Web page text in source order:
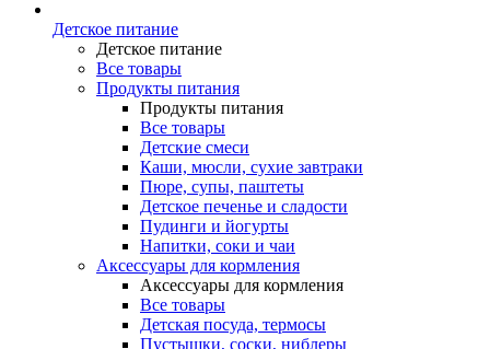
Детское питание
Детское питание
Все товары
Продукты питания
Продукты питания
Все товары
Детские смеси
Каши, мюсли, сухие завтраки
Пюре, супы, паштеты
Детское печенье и сладости
Пудинги и йогурты
Напитки, соки и чаи
Аксессуары для кормления
Аксессуары для кормления
Все товары
Детская посуда, термосы
Пустышки, соски, ниблеры